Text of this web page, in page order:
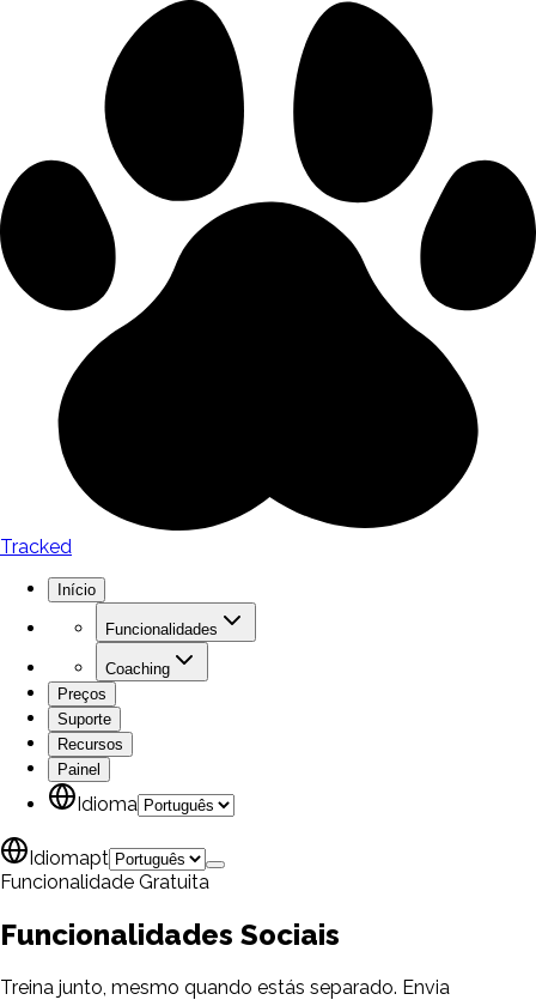
Tracked
Início
Funcionalidades
Coaching
Preços
Suporte
Recursos
Painel
Idioma
Idiomapt
Funcionalidade Gratuita
Funcionalidades Sociais
Treina junto, mesmo quando estás separado. Envia